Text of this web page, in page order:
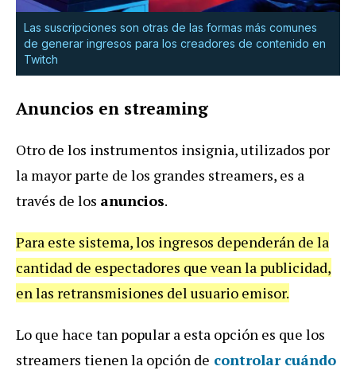
Las suscripciones son otras de las formas más comunes
de generar ingresos para los creadores de contenido en
Twitch
Anuncios en streaming
Otro de los instrumentos insignia, utilizados por
la mayor parte de los grandes streamers, es a
través de los anuncios.
Para este sistema, los ingresos dependerán de la
cantidad de espectadores que vean la publicidad,
en las retransmisiones del usuario emisor.
Lo que hace tan popular a esta opción es que los
streamers tienen la opción de controlar cuándo